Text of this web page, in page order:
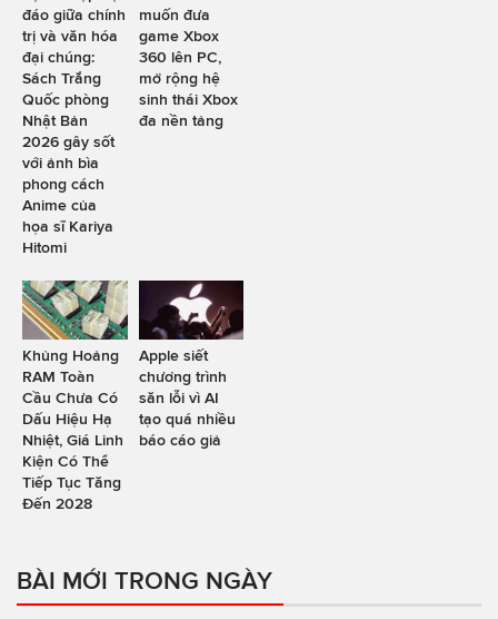
đáo giữa chính
trị và văn hóa
đại chúng:
Sách Trắng
Quốc phòng
Nhật Bản
2026 gây sốt
với ảnh bìa
phong cách
Anime của
họa sĩ Kariya
Hitomi
muốn đưa
game Xbox
360 lên PC,
mở rộng hệ
sinh thái Xbox
đa nền tảng
Khủng Hoảng
RAM Toàn
Cầu Chưa Có
Dấu Hiệu Hạ
Nhiệt, Giá Linh
Kiện Có Thể
Tiếp Tục Tăng
Đến 2028
Apple siết
chương trình
săn lỗi vì AI
tạo quá nhiều
báo cáo giả
BÀI MỚI TRONG NGÀY